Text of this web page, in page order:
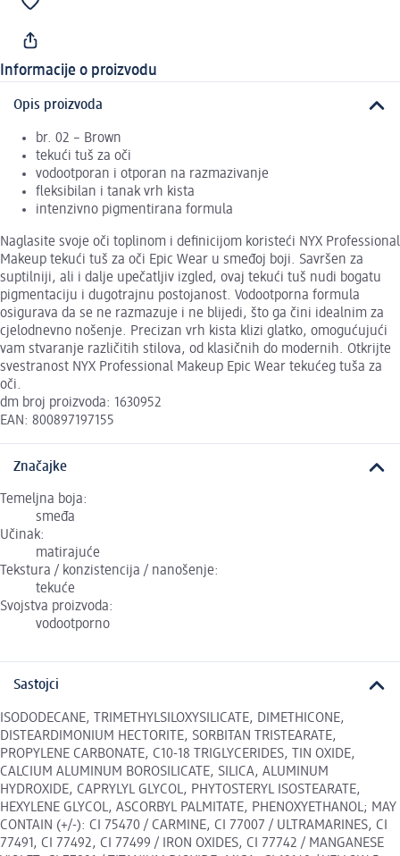
Informacije o proizvodu
Opis proizvoda
br. 02 – Brown
tekući tuš za oči
vodootporan i otporan na razmazivanje
fleksibilan i tanak vrh kista
intenzivno pigmentirana formula
Naglasite svoje oči toplinom i definicijom koristeći NYX Professional
Makeup tekući tuš za oči Epic Wear u smeđoj boji. Savršen za
suptilniji, ali i dalje upečatljiv izgled, ovaj tekući tuš nudi bogatu
pigmentaciju i dugotrajnu postojanost. Vodootporna formula
osigurava da se ne razmazuje i ne blijedi, što ga čini idealnim za
cjelodnevno nošenje. Precizan vrh kista klizi glatko, omogućujući
vam stvaranje različitih stilova, od klasičnih do modernih. Otkrijte
svestranost NYX Professional Makeup Epic Wear tekućeg tuša za
oči.
dm broj proizvoda: 1630952
EAN: 800897197155
Značajke
Temeljna boja:
smeđa
Učinak:
matirajuće
Tekstura / konzistencija / nanošenje:
tekuće
Svojstva proizvoda:
vodootporno
Sastojci
ISODODECANE, TRIMETHYLSILOXYSILICATE, DIMETHICONE,
DISTEARDIMONIUM HECTORITE, SORBITAN TRISTEARATE,
PROPYLENE CARBONATE, C10-18 TRIGLYCERIDES, TIN OXIDE,
CALCIUM ALUMINUM BOROSILICATE, SILICA, ALUMINUM
HYDROXIDE, CAPRYLYL GLYCOL, PHYTOSTERYL ISOSTEARATE,
HEXYLENE GLYCOL, ASCORBYL PALMITATE, PHENOXYETHANOL; MAY
CONTAIN (+/-): CI 75470 / CARMINE, CI 77007 / ULTRAMARINES, CI
77491, CI 77492, CI 77499 / IRON OXIDES, CI 77742 / MANGANESE